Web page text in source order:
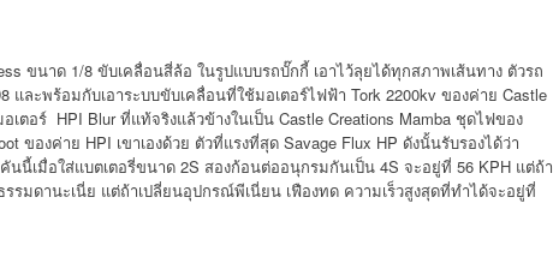
ขนาด 1/8 ขับเคลื่อนสี่ล้อ ในรูปแบบรถบั๊กกี้ เอาไว้ลุยได้ทุกสภาพเส้นทาง ตัวรถ
และพร้อมกับเอาระบบขับเคลื่อนที่ใช้มอเตอร์ไฟฟ้า Tork 2200kv ของค่าย Castle
ตอร์ HPI Blur ที่แท้จริงแล้วข้างในเป็น Castle Creations Mamba ชุดไฟของ
ของค่าย HPI เขาเองด้วย ตัวที่แรงที่สุด Savage Flux HP ดังนั้นรับรองได้ว่า
นนี้เมื่อใส่แบตเตอรี่ขนาด 2S สองก้อนต่ออนุกรมกันเป็น 4S จะอยู่ที่ 56 KPH แต่ถ้า
รมดานะเนี่ย แต่ถ้าเปลี่ยนอุปกรณ์พีเนี่ยน เฟืองทด ความเร็วสูงสุดที่ทำได้จะอยู่ที่